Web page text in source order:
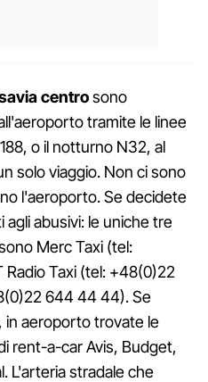
centrosono
tramite le linee
o il notturno N32, al
solo viaggio. Non ci sono
l'aeroporto. Se decidete
abusivi: le uniche tre
Merc Taxi (tel:
Radio Taxi (tel: +48(0)22
644 44 44). Se
in aeroporto trovate le
rent-a-car Avis, Budget,
L'arteria stradale che